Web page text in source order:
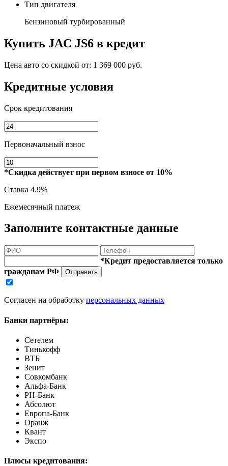
Тип двигателя
Бензиновый турбированный
Купить JAC JS6 в кредит
Цена авто со скидкой от: 1 369 000 руб.
Кредитные условия
Срок кредитования
Первоначальный взнос
*Скидка действует при первом взносе от 10%
Ставка 4.9%
Ежемесячный платеж
Заполните контактные данные
*Кредит предоставляется только
гражданам РФ
Отправить
Согласен на обработку персональных данных
Банки партнёры:
Сетелем
Тинькофф
ВТБ
Зенит
Совкомбанк
Альфа-Банк
РН-Банк
Абсолют
Европа-Банк
Оранж
Квант
Экспо
Плюсы кредитования: